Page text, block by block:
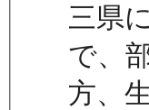
三県
で、
方、